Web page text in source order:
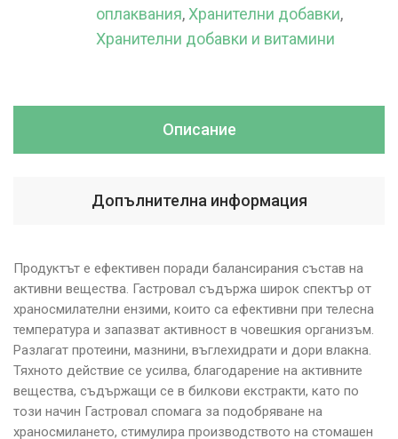
оплаквания,Хранителни добавки,
Хранителни добавки и витамини
Описание
Допълнителна информация
Продуктът е ефективен поради балансирания състав на
активни вещества. Гастровал съдържа широк спектър от
храносмилателни ензими, които са ефективни при телесна
температура и запазват активност в човешкия организъм.
Разлагат протеини, мазнини, въглехидрати и дори влакна.
Тяхното действие се усилва, благодарение на активните
вещества, съдържащи се в билкови екстракти, като по
този начин Гастровал спомага за подобряване на
храносмилането, стимулира производството на стомашен